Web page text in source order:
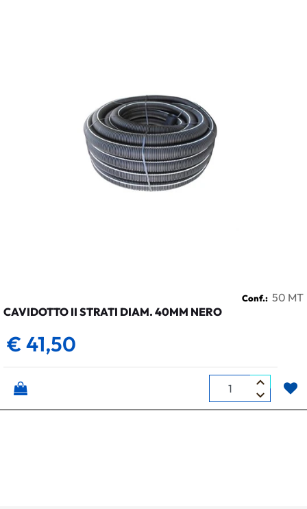
Conf.: 50 MT
CAVIDOTTO II STRATI DIAM. 40MM NERO
€ 41,50
Quantità